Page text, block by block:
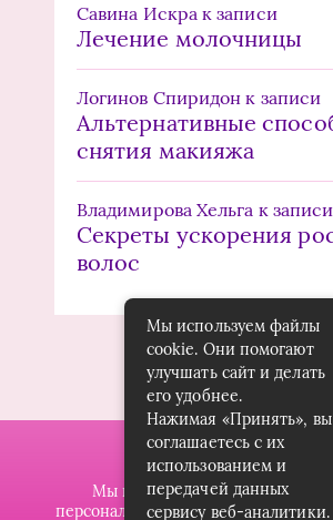
Савина Искра к записи
Лечение молочницы
Логинов Спиридон к записи
Альтернативные
снятия макияжа
Владимирова Хельга к записи
Секреты ускорения
волос
Мы используем файлы cookie
персонализированной рекламы и/
Мы используем файлы
cookie. Они помогают
улучшать сайт и делать
его удобнее.
Нажимая «Принять», вы
соглашаетесь с их
использованием и
передачей данных
сервису веб-аналитики.